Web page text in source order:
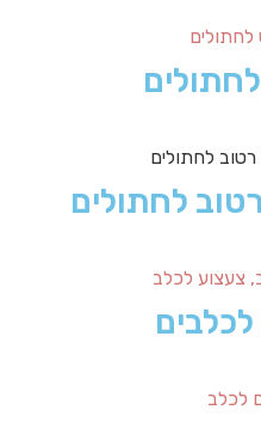
לחתולים